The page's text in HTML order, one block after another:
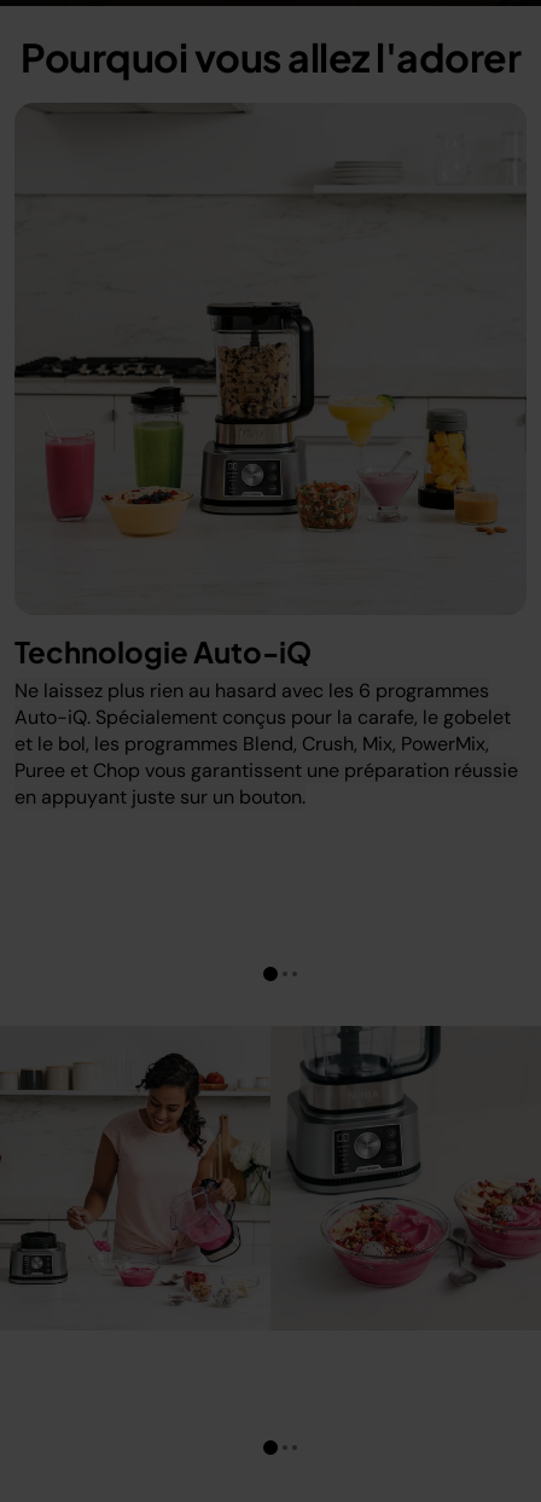
Pourquoi vous allez l'adorer
Technologie Auto-iQ
Ne laissez plus rien au hasard avec les 6 programmes
Auto-iQ. Spécialement conçus pour la carafe, le gobelet
et le bol, les programmes Blend, Crush, Mix, PowerMix,
Puree et Chop vous garantissent une préparation réussie
en appuyant juste sur un bouton.